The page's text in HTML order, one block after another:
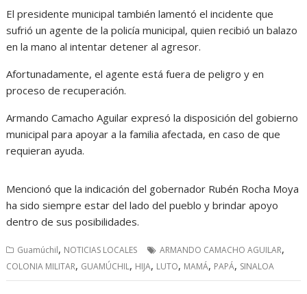
El presidente municipal también lamentó el incidente que
sufrió un agente de la policía municipal, quien recibió un balazo
en la mano al intentar detener al agresor.
Afortunadamente, el agente está fuera de peligro y en
proceso de recuperación.
Armando Camacho Aguilar expresó la disposición del gobierno
municipal para apoyar a la familia afectada, en caso de que
requieran ayuda.
Mencionó que la indicación del gobernador Rubén Rocha Moya
ha sido siempre estar del lado del pueblo y brindar apoyo
dentro de sus posibilidades.
Guamúchil, NOTICIAS LOCALES ARMANDO CAMACHO AGUILAR,
COLONIA MILITAR, GUAMÚCHIL, HIJA, LUTO, MAMÁ, PAPÁ, SINALOA